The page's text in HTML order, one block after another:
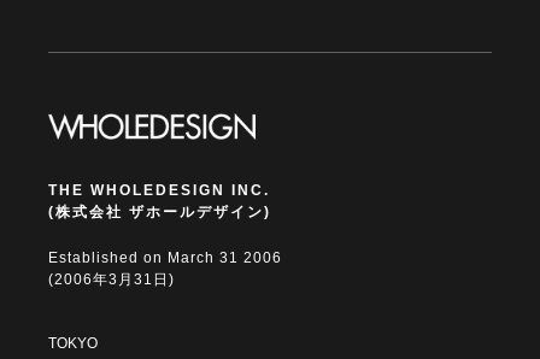
THE WHOLEDESIGN INC.
(株式会社 ザホールデザイン)
Established on March 31 2006
(2006年3月31日)
TOKYO